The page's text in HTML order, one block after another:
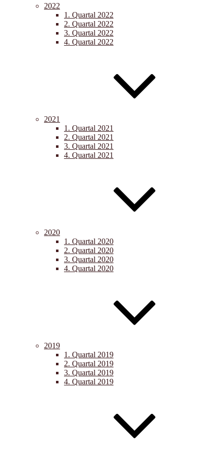
2022
1. Quartal 2022
2. Quartal 2022
3. Quartal 2022
4. Quartal 2022
2021
1. Quartal 2021
2. Quartal 2021
3. Quartal 2021
4. Quartal 2021
2020
1. Quartal 2020
2. Quartal 2020
3. Quartal 2020
4. Quartal 2020
2019
1. Quartal 2019
2. Quartal 2019
3. Quartal 2019
4. Quartal 2019